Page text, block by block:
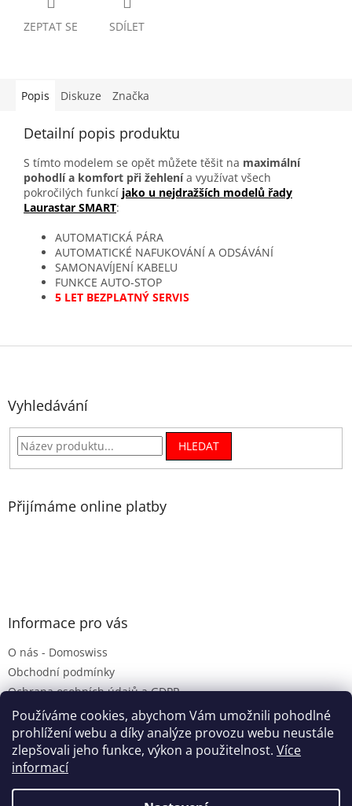
Používáme cookies, abychom Vám umožnili pohodlné
prohlížení webu a díky analýze provozu webu neustále
zlepšovali jeho funkce, výkon a použitelnost. Více
informací
ZEPTAT SE SDÍLET
Popis Diskuze Značka
Detailní popis produktu
S tímto modelem se opět můžete těšit na maximální
pohodlí a komfort při žehlenía využívat všech
pokročilých funkcí jako u nejdražších modelů řady
Laurastar SMART:
AUTOMATICKÁ PÁRA
AUTOMATICKÉ NAFUKOVÁNÍ A ODSÁVÁNÍ
SAMONAVÍJENÍ KABELU
FUNKCE AUTO-STOP
5 LET BEZPLATNÝ SERVIS
Z
Vyhledávání
HLEDAT
Přijímáme online platby
Informace pro vás
O nás - Domoswiss
Obchodní podmínky
Ochrana osobních údajů a GDPR
Servis Laurastar